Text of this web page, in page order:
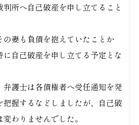
所へ自己破産を申し立てること
の妻も負債を抱えていたことか
に自己破産を申し立てる予定とな
護士は各債権者へ受任通知を発
握するなどしましたが、自己破
わりませんでした。